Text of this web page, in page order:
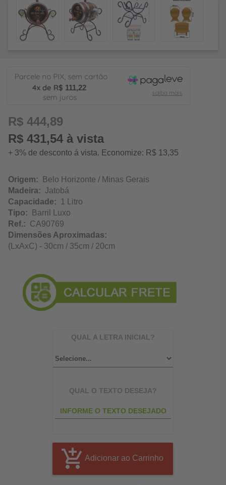
111,22
R$ 444,89
R$ 431,54 à vista
+ 3% de desconto á vista. Economize: R$ 13,35
Origem: Belo Horizonte / Minas Gerais
Madeira: Jatobá
Capacidade: 1 Litro
Tipo: Barril Luxo
Ref.: CA90769
Dimensões Aproximadas:
(LxAxC) - 30cm / 35cm / 20cm
QUAL A LETRA INICIAL?
QUAL O TEXTO DESEJA?
Adicionar ao Carrinho